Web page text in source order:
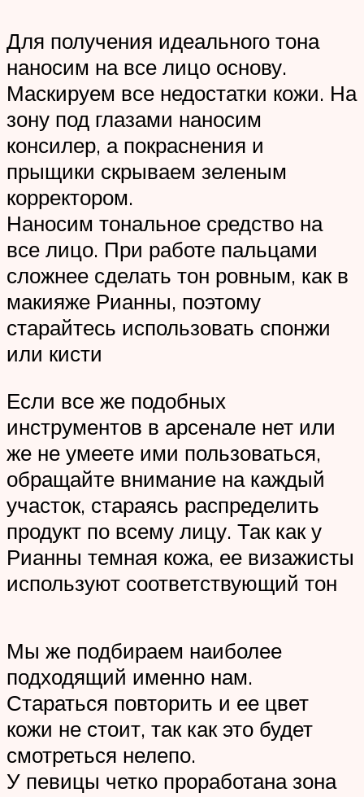
Для получения идеального тона
наносим на все лицо основу.
Маскируем все недостатки кожи. На
зону под глазами наносим
консилер, а покраснения и
прыщики скрываем зеленым
корректором.
Наносим тональное средство на
все лицо. При работе пальцами
сложнее сделать тон ровным, как в
макияже Рианны, поэтому
старайтесь использовать спонжи
или кисти
Если все же подобных
инструментов в арсенале нет или
же не умеете ими пользоваться,
обращайте внимание на каждый
участок, стараясь распределить
продукт по всему лицу. Так как у
Рианны темная кожа, ее визажисты
используют соответствующий тон
Мы же подбираем наиболее
подходящий именно нам.
Стараться повторить и ее цвет
кожи не стоит, так как это будет
смотреться нелепо.
У певицы четко проработана зона